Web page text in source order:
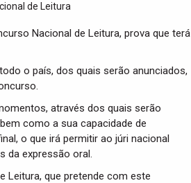
Nacional de Leitura, prova que terá
o país, dos quais serão anunciados,
através dos quais serão
como a sua capacidade de
o que irá permitir ao júri nacional
da expressão oral.
Leitura, que pretende com este